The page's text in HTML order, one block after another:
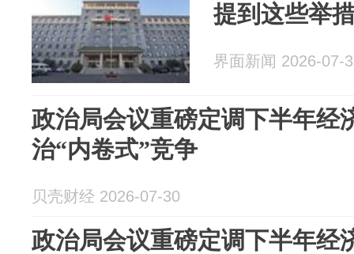
提到这些举
界面新闻 2026-07-
政治局会议重磅定调下半年经
治“内卷式”竞争
贝壳财经 2026-07-30
政治局会议重磅定调下半年经